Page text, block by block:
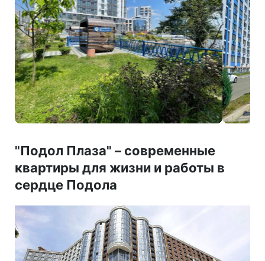
"Подол Плаза" – современные
квартиры для жизни и работы в
сердце Подола